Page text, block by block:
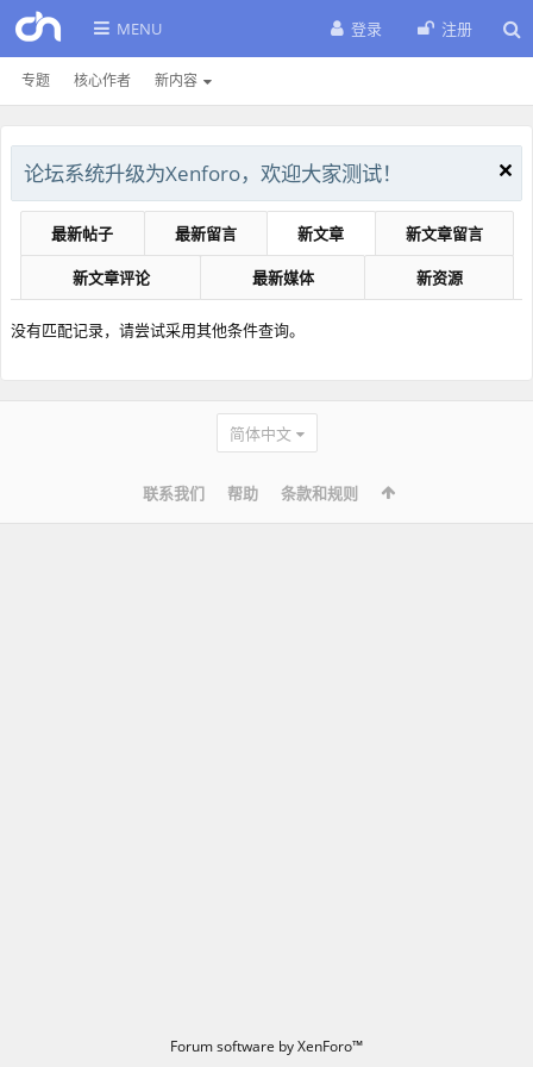
MENU
专题 核心作者 新内容
登录 注册
论坛系统升级为Xenforo，欢迎大家测试！
最新帖子 最新留言 新文章 新文章留言
新文章评论 最新媒体 新资源
没有匹配记录，请尝试采用其他条件查询。
简体中文
联系我们 帮助 条款和规则
Forum software by XenForo™